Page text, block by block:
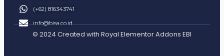
(+62) 816343741
info@bisa.co.id
© 2024 Created with Royal Elementor Addons EBI